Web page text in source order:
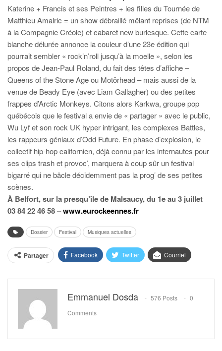
Katerine + Francis et ses Peintres + les filles du Tournée de
Matthieu Amalric = un show débraillé mêlant reprises (de NTM
à la Compagnie Créole) et cabaret new burlesque. Cette carte
blanche délurée annonce la couleur d’une 23e édition qui
pourrait sembler « rock’n’roll jusqu’à la moelle », selon les
propos de Jean-Paul Roland, du fait des têtes d’affiche –
Queens of the Stone Age ou Motörhead – mais aussi de la
venue de Beady Eye (avec Liam Gallagher) ou des petites
frappes d’Arctic Monkeys. Citons alors Karkwa, groupe pop
québécois que le festival a envie de « partager » avec le public,
Wu Lyf et son rock UK hyper intrigant, les complexes Battles,
les rappeurs géniaux d’Odd Future. En phase d’explosion, le
collectif hip-hop californien, déjà connu par les internautes pour
ses clips trash et provoc’, marquera à coup sûr un festival
bigarré qui ne bâcle décidemment pas la prog’ de ses petites
scènes.
À Belfort, sur la presqu’île de Malsaucy, du 1e au 3 juillet
03 84 22 46 58 –www.eurockeennes.fr
Dossier Festival Musiques actuelles
Partager Facebook Twitter Courriel
Emmanuel Dosda 576 Posts
0
Comments